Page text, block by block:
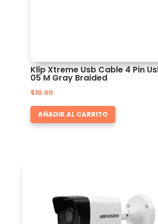
Klip Xtreme Usb Cable 4 Pin
05 M Gray Braided
$10.00
AÑADIR AL CARRITO